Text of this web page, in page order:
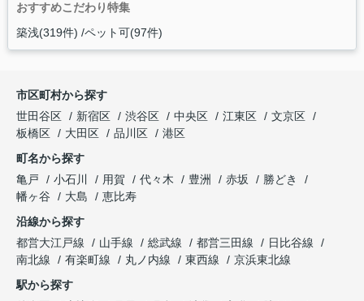
おすすめこだわり特集
築浅(319件) ペット可(97件)
市区町村から探す
世田谷区
新宿区 渋谷区 中央区 江東区
文京区
板橋区
大田区 品川区
港区
町名から探す
亀戸
小石川 用賀 代々木 豊洲 赤坂
勝どき
幡ヶ谷
大島
恵比寿
沿線から探す
都営大江戸線
山手線 総武線 都営三田線
日比谷線
南北線
有楽町線 丸ノ内線 東西線
京浜東北線
駅から探す